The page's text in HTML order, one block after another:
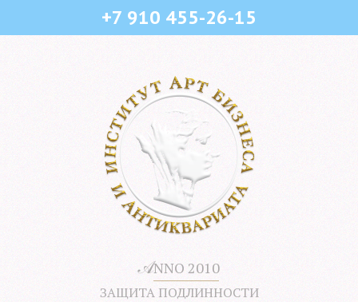
+7 910 455-26-15
𝒜NNO 2010
ЗАЩИТА ПОДЛИННОСТИ